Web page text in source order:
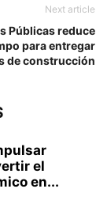
Next article
Públicas reduce
para entregar
de construcción
el
en...